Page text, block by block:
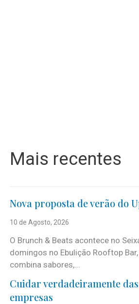
Mais recentes
Nova proposta de verão do
10 de Agosto, 2026
O Brunch & Beats acontece no
domingos no Ebulição Rooftop
combina sabores,...
Cuidar verdadeiramente das
empresas